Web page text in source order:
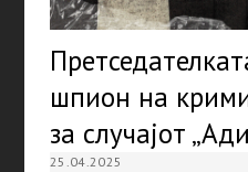
шпион на
за случајот
25.04.2025